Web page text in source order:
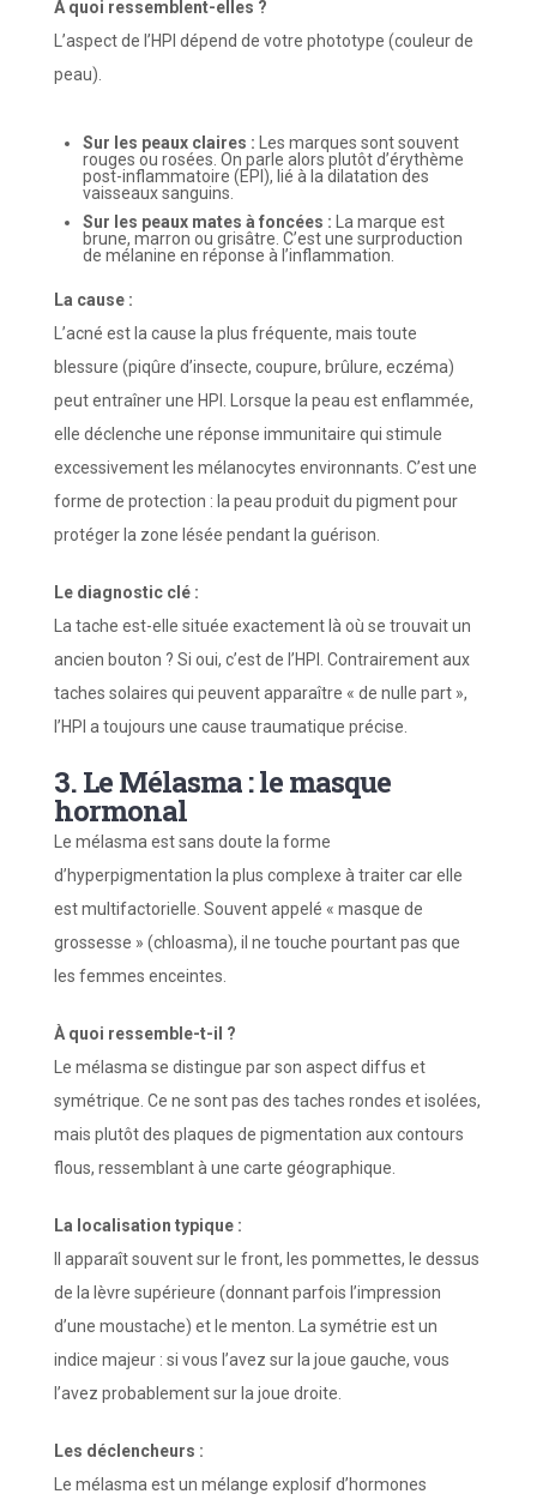
À quoi ressemblent-elles ?
L’aspect de l’HPI dépend de votre phototype (couleur de
peau).
Sur les peaux claires : Les marques sont souvent
rouges ou rosées. On parle alors plutôt d’érythème
post-inflammatoire (EPI), lié à la dilatation des
vaisseaux sanguins.
Sur les peaux mates à foncées : La marque est
brune, marron ou grisâtre. C’est une surproduction
de mélanine en réponse à l’inflammation.
La cause :
L’acné est la cause la plus fréquente, mais toute
blessure (piqûre d’insecte, coupure, brûlure, eczéma)
peut entraîner une HPI. Lorsque la peau est enflammée,
elle déclenche une réponse immunitaire qui stimule
excessivement les mélanocytes environnants. C’est une
forme de protection : la peau produit du pigment pour
protéger la zone lésée pendant la guérison.
Le diagnostic clé :
La tache est-elle située exactement là où se trouvait un
ancien bouton ? Si oui, c’est de l’HPI. Contrairement aux
taches solaires qui peuvent apparaître « de nulle part »,
l’HPI a toujours une cause traumatique précise.
3. Le Mélasma : le masque
hormonal
Le mélasma est sans doute la forme
d’hyperpigmentation la plus complexe à traiter car elle
est multifactorielle. Souvent appelé « masque de
grossesse » (chloasma), il ne touche pourtant pas que
les femmes enceintes.
À quoi ressemble-t-il ?
Le mélasma se distingue par son aspect diffus et
symétrique. Ce ne sont pas des taches rondes et isolées,
mais plutôt des plaques de pigmentation aux contours
flous, ressemblant à une carte géographique.
La localisation typique :
Il apparaît souvent sur le front, les pommettes, le dessus
de la lèvre supérieure (donnant parfois l’impression
d’une moustache) et le menton. La symétrie est un
indice majeur : si vous l’avez sur la joue gauche, vous
l’avez probablement sur la joue droite.
Les déclencheurs :
Le mélasma est un mélange explosif d’hormones